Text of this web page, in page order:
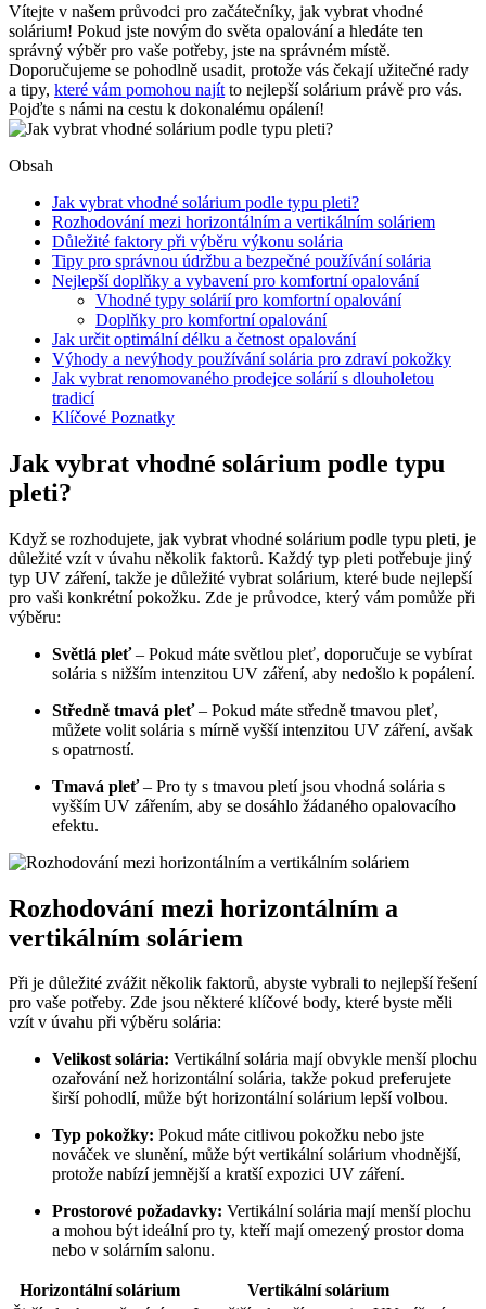
Vítejte v našem průvodci pro začátečníky, jak vybrat vhodné
solárium! Pokud jste novým do světa opalování a hledáte ten
správný výběr pro vaše potřeby, jste na správném místě.
Doporučujeme se pohodlně usadit, protože vás čekají užitečné rady
a tipy, které vám pomohou najít to nejlepší solárium právě pro vás.
Pojďte s námi na cestu k dokonalému opálení!
Obsah
Jak vybrat vhodné solárium podle typu pleti?
Rozhodování mezi horizontálním a vertikálním soláriem
Důležité faktory při výběru výkonu solária
Tipy pro správnou údržbu a bezpečné používání solária
Nejlepší doplňky a vybavení pro komfortní opalování
Vhodné typy solárií pro komfortní opalování
Doplňky pro komfortní opalování
Jak určit optimální délku a četnost opalování
Výhody a nevýhody používání solária pro zdraví pokožky
Jak vybrat renomovaného prodejce solárií s dlouholetou
tradicí
Klíčové Poznatky
Jak vybrat vhodné solárium podle typu
pleti?
Když se rozhodujete, jak vybrat vhodné solárium podle typu pleti, je
důležité vzít v úvahu několik faktorů. Každý typ pleti potřebuje jiný
typ UV záření, takže je důležité vybrat solárium, které bude nejlepší
pro vaši konkrétní pokožku. Zde je průvodce, který vám pomůže při
výběru:
Světlá pleť– Pokud máte světlou pleť, doporučuje se vybírat
solária s nižším intenzitou UV záření, aby nedošlo k popálení.
Středně tmavá pleť– Pokud máte středně tmavou pleť,
můžete volit solária s mírně vyšší intenzitou UV záření, avšak
s opatrností.
Tmavá pleť– Pro ty s tmavou pletí jsou vhodná solária s
vyšším UV zářením, aby se dosáhlo žádaného opalovacího
efektu.
Rozhodování mezi horizontálním a
vertikálním soláriem
Při je důležité zvážit několik faktorů, abyste vybrali to nejlepší řešení
pro vaše potřeby. Zde jsou některé klíčové body, které byste měli
vzít v úvahu při výběru solária:
Velikost solária: Vertikální solária mají obvykle menší plochu
ozařování než horizontální solária, takže pokud preferujete
širší pohodlí, může být horizontální solárium lepší volbou.
Typ pokožky: Pokud máte citlivou pokožku nebo jste
nováček ve slunění, může být vertikální solárium vhodnější,
protože nabízí jemnější a kratší expozici UV záření.
Prostorové požadavky: Vertikální solária mají menší plochu
a mohou být ideální pro ty, kteří mají omezený prostor doma
nebo v solárním salonu.
Horizontální solárium
Vertikální solárium